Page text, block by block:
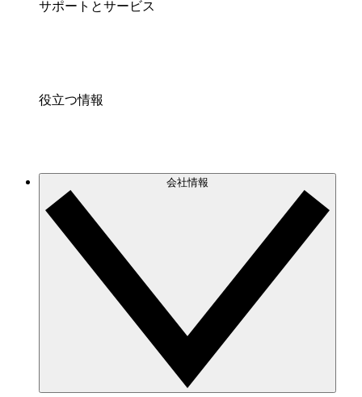
サポートとサービス
役立つ情報
会社情報